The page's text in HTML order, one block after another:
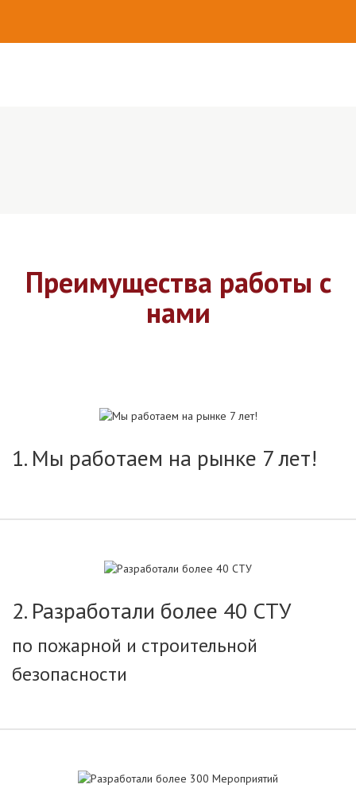
Преимущества работы с
нами
1. Мы работаем на рынке 7 лет!
2. Разработали более 40 СТУ
по пожарной и строительной
безопасности